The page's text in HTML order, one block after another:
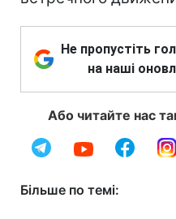
Не пропустіть
на наші
Або читайте нас
Більше по темі: